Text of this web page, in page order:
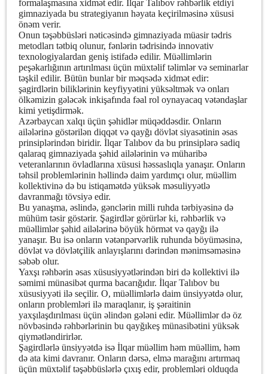
formalaşmasına xidmət edir. İlqar Talıbov rəhbərlik etdiyi
gimnaziyada bu strategiyanın həyata keçirilməsinə xüsusi
önəm verir.
Onun təşəbbüsləri nəticəsində gimnaziyada müasir tədris
metodları tətbiq olunur, fənlərin tədrisində innovativ
texnologiyalardan geniş istifadə edilir. Müəllimlərin
peşəkarlığının artırılması üçün müxtəlif təlimlər və seminarlar
təşkil edilir. Bütün bunlar bir məqsədə xidmət edir:
şagirdlərin biliklərinin keyfiyyətini yüksəltmək və onları
ölkəmizin gələcək inkişafında fəal rol oynayacaq vətəndaşlar
kimi yetişdirmək.
Azərbaycan xalqı üçün şəhidlər müqəddəsdir. Onların
ailələrinə göstərilən diqqət və qayğı dövlət siyasətinin əsas
prinsiplərindən biridir. İlqar Talıbov da bu prinsiplərə sadiq
qalaraq gimnaziyada şəhid ailələrinin və müharibə
veteranlarının övladlarına xüsusi həssaslıqla yanaşır. Onların
təhsil problemlərinin həllində daim yardımçı olur, müəllim
kollektivinə də bu istiqamətdə yüksək məsuliyyətlə
davranmağı tövsiyə edir.
Bu yanaşma, əslində, gənclərin milli ruhda tərbiyəsinə də
mühüm təsir göstərir. Şagirdlər görürlər ki, rəhbərlik və
müəllimlər şəhid ailələrinə böyük hörmət və qayğı ilə
yanaşır. Bu isə onların vətənpərvərlik ruhunda böyüməsinə,
dövlət və dövlətçilik anlayışlarını dərindən mənimsəməsinə
səbəb olur.
Yaxşı rəhbərin əsas xüsusiyyətlərindən biri də kollektivi ilə
səmimi münasibət qurma bacarığıdır. İlqar Talıbov bu
xüsusiyyəti ilə seçilir. O, müəllimlərlə daim ünsiyyətdə olur,
onların problemləri ilə maraqlanır, iş şəraitinin
yaxşılaşdırılması üçün əlindən gələni edir. Müəllimlər də öz
növbəsində rəhbərlərinin bu qayğıkeş münasibətini yüksək
qiymətləndirirlər.
Şagirdlərlə ünsiyyətdə isə İlqar müəllim həm müəllim, həm
də ata kimi davranır. Onların dərsə, elmə marağını artırmaq
üçün müxtəlif təşəbbüslərlə çıxış edir, problemləri olduqda